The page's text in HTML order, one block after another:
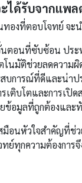
ด้รับจากแพ
องที่ตอบโจทย์ จะ
ตอนที่ซับซ้อน ประ
โนมัติช่วยลดความ
บการณ์ที่ดีและน่าป
เติบโตและการเปิ
ข้อมูลที่ถูกต้องและ
นหัวใจสำคัญที่ช่
ทุกความต้องการ